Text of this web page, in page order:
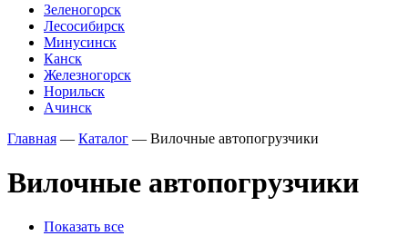
Зеленогорск
Лесосибирск
Минусинск
Канск
Железногорск
Норильск
Ачинск
Главная — Каталог — Вилочные автопогрузчики
Вилочные автопогрузчики
Показать все